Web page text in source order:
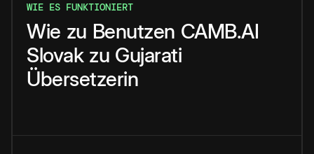
WIE ES FUNKTIONIERT
Wie zu Benutzen CAMB.AI
Slovak zu Gujarati
Übersetzerin